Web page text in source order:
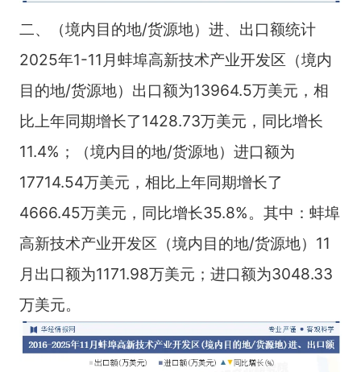
二、（境内目的地/货源地）进、出口额统计
2025年1-11月蚌埠高新技术产业开发区（境内
目的地/货源地）出口额为13964.5万美元，相
比上年同期增长了1428.73万美元，同比增长
11.4%；（境内目的地/货源地）进口额为
17714.54万美元，相比上年同期增长了
4666.45万美元，同比增长35.8%。其中：蚌埠
高新技术产业开发区（境内目的地/货源地）11
月出口额为1171.98万美元；进口额为3048.33
万美元。